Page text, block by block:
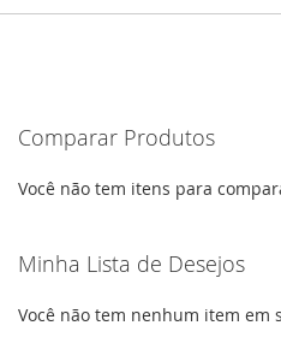
Comparar Produtos
Você não tem itens para
Minha Lista de Desejos
Você não tem nenhum item em